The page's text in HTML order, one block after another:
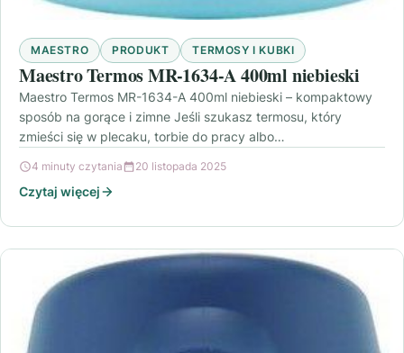
MAESTRO PRODUKT TERMOSY I KUBKI
Maestro Termos MR-1634-A 400ml niebieski
Maestro Termos MR-1634-A 400ml niebieski – kompaktowy
sposób na gorące i zimne Jeśli szukasz termosu, który
zmieści się w plecaku, torbie do pracy albo…
4 minuty czytania 20 listopada 2025
Czytaj więcej